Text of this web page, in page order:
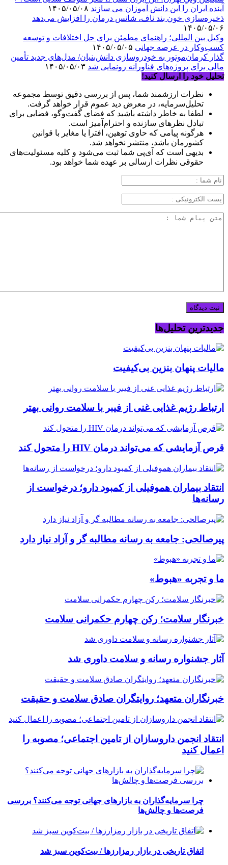
آینده ایران را این دانش آموزان می سازند
ذخیره‌سازی خون بند ناف، شانس درمان را افزایش می‌دهد
۱۴۰۵/۰۵/۰۶
وکیل بین المللی؛ راهنمای مطمئن برای حل اختلافات و توسعه
کسب‌وکار در عرصه جهانی
گذار کرمان‌موتور به خودروسازی دانش‌بنیان/ مدل‌های جدید تأمین
مالی برای پروژه‌های فناورانه رونمایی شد
تحلیل خود را ارسال کنید!
نظرات ارزشمند شما، پس از بررسی دقیق توسط مجموعه
تحلیل‌سرمایه، در معرض دید عموم قرار خواهد گرفت.
لطفا به خاطر داشته باشید که فضای گفت‌وگو، فضایی برای
تبادل نظرهای سازنده و احترام‌آمیز است.
هرگونه پیامی که حاوی توهین، افترا یا مغایر با قوانین
کشورمان باشد، منتشر نخواهد شد.
بدیهی است که آی‌پی شما ثبت می‌شود و کلیه مسئولیت‌های
حقوقی نظرات ارسالی بر عهده شما خواهد بود.
جدیدترین تحلیل‌ها
مالیات پنهان بنزین بی‌کیفیت
ارتباط رژیم غذایی غنی از فیبر با سلامت روانی بهتر
قرص آزمایشی که می‌تواند درمان HIV را متحول کند
انتقاد بیماران هموفیلی از کمبود دارو؛ درخواست از
رسانه‌ها
پیرصالحی: جامعه به رسانه مطالبه گر و آزاد نیاز دارد
ما و تجربه «هبوط»
خبرنگار سلامت؛ رکن چهارم حکمرانی سلامت
آثار جشنواره رسانه و سلامت داوری شد
خبرنگاران متعهد؛ روایتگران صادق سلامت و حقیقت
انتقاد انجمن داروسازان از تامین اجتماعی؛ مصوبه را
اعمال کنید
چرا سرمایه‌گذاران به بازارهای جهانی توجه می‌کنند؟ بررسی
فرصت‌ها و چالش‌ها
اتفاق تاریخی در بازار رمزارزها / بیت‌کوین سبز شد